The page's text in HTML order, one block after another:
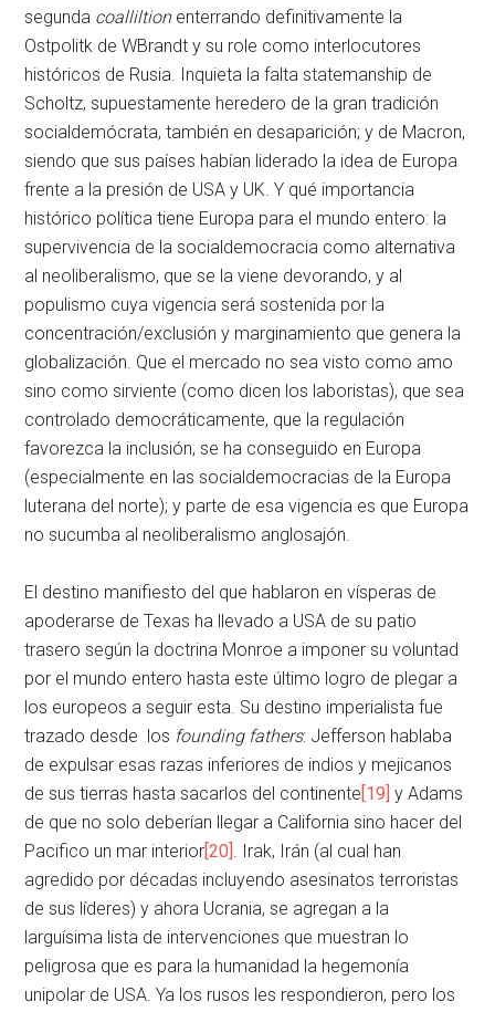
segunda coalliltionenterrando definitivamente la
Ostpolitk de WBrandt y su role como interlocutores
históricos de Rusia. Inquieta la falta statemanship de
Scholtz, supuestamente heredero de la gran tradición
socialdemócrata, también en desaparición; y de Macron,
siendo que sus países habían liderado la idea de Europa
frente a la presión de USA y UK. Y qué importancia
histórico política tiene Europa para el mundo entero: la
supervivencia de la socialdemocracia como alternativa
al neoliberalismo, que se la viene devorando, y al
populismo cuya vigencia será sostenida por la
concentración/exclusión y marginamiento que genera la
globalización. Que el mercado no sea visto como amo
sino como sirviente (como dicen los laboristas), que sea
controlado democráticamente, que la regulación
favorezca la inclusión, se ha conseguido en Europa
(especialmente en las socialdemocracias de la Europa
luterana del norte); y parte de esa vigencia es que Europa
no sucumba al neoliberalismo anglosajón.
El destino manifiesto del que hablaron en vísperas de
apoderarse de Texas ha llevado a USA de su patio
trasero según la doctrina Monroe a imponer su voluntad
por el mundo entero hasta este último logro de plegar a
los europeos a seguir esta. Su destino imperialista fue
trazado desde los founding fathers: Jefferson hablaba
de expulsar esas razas inferiores de indios y mejicanos
de sus tierras hasta sacarlos del continente[19] y Adams
de que no solo deberían llegar a California sino hacer del
Pacifico un mar interior[20]
. Irak, Irán (al cual han
agredido por décadas incluyendo asesinatos terroristas
de sus líderes) y ahora Ucrania, se agregan a la
larguísima lista de intervenciones que muestran lo
peligrosa que es para la humanidad la hegemonía
unipolar de USA. Ya los rusos les respondieron, pero los